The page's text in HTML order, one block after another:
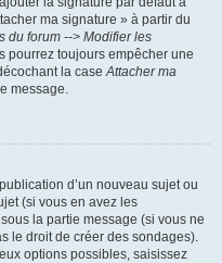
ma signature » à partir du
du forum --> Modifier les
pourrez toujours empêcher une
la caseAttacher ma
message.
d’un nouveau sujet ou
(si vous en avez les
sous la partie message (si vous ne
le droit de créer des sondages).
options possibles, saisissez